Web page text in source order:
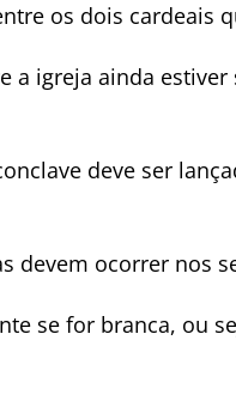
os dois cardeais
a igreja ainda
deve ser
devem ocorrer nos
se for branca, ou